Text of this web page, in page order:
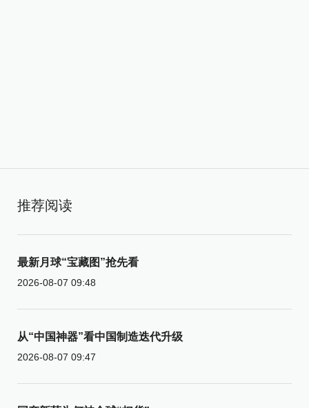
推荐阅读
最新月球“宝藏图”抢先看
2026-08-07 09:48
从“中国神器”看中国制造迭代升级
2026-08-07 09:47